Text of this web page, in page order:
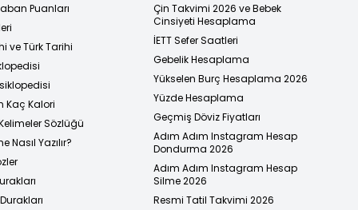
Puanları
ve Türk Tarihi
Kaç Kalori
Sözlüğü
Nasıl Yazılır?
Çin Takvimi 2026 ve Bebek
Cinsiyeti Hesaplama
İETT Sefer Saatleri
Gebelik Hesaplama
Yükselen Burç Hesaplama 2026
Yüzde Hesaplama
Geçmiş Döviz Fiyatları
Adım Adım Instagram Hesap
Dondurma 2026
Adım Adım Instagram Hesap
Silme 2026
Resmi Tatil Takvimi 2026